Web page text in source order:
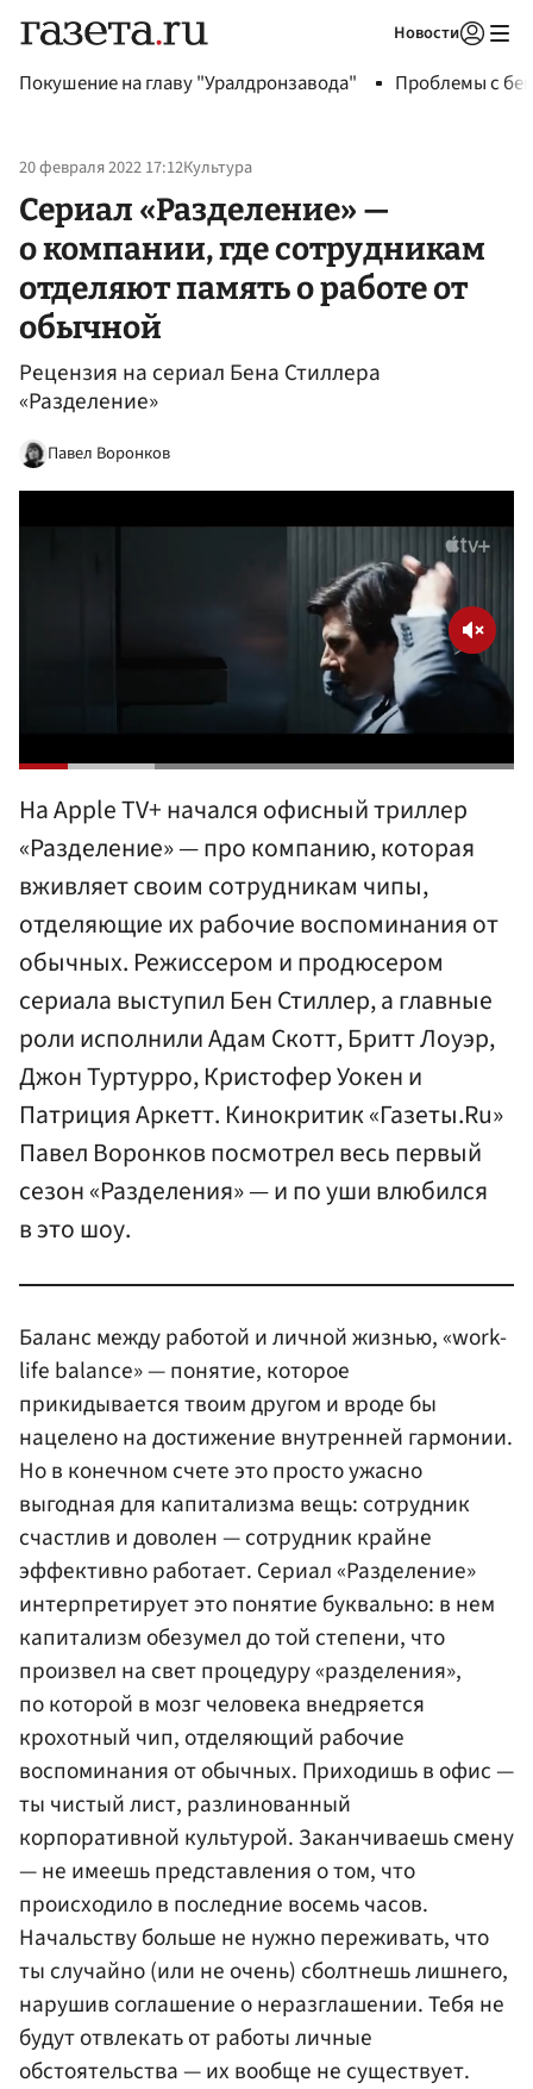
Новости
Покушение на главу "Уралдронзавода" Проблемы с
20 февраля 2022 17:12Культура
Сериал «Разделение» —
о компании, где сотрудникам
отделяют память о работе от
обычной
Рецензия на сериал Бена Стиллера
«Разделение»
Павел Воронков
На Apple TV+ начался офисный триллер
«Разделение» — про компанию, которая
вживляет своим сотрудникам чипы,
отделяющие их рабочие воспоминания от
обычных. Режиссером и продюсером
сериала выступил Бен Стиллер, а главные
роли исполнили Адам Скотт, Бритт Лоуэр,
Джон Туртурро, Кристофер Уокен и
Патриция Аркетт. Кинокритик «Газеты.Ru»
Павел Воронков посмотрел весь первый
сезон «Разделения» — и по уши влюбился
в это шоу.
Баланс между работой и личной жизнью, «work-
life balance» — понятие, которое
прикидывается твоим другом и вроде бы
нацелено на достижение внутренней гармонии.
Но в конечном счете это просто ужасно
выгодная для капитализма вещь: сотрудник
счастлив и доволен — сотрудник крайне
эффективно работает. Сериал «Разделение»
интерпретирует это понятие буквально: в нем
капитализм обезумел до той степени, что
произвел на свет процедуру «разделения»,
по которой в мозг человека внедряется
крохотный чип, отделяющий рабочие
воспоминания от обычных. Приходишь в офис —
ты чистый лист, разлинованный
корпоративной культурой. Заканчиваешь смену
— не имеешь представления о том, что
происходило в последние восемь часов.
Начальству больше не нужно переживать, что
ты случайно (или не очень) сболтнешь лишнего,
нарушив соглашение о неразглашении. Тебя не
будут отвлекать от работы личные
обстоятельства — их вообще не существует.